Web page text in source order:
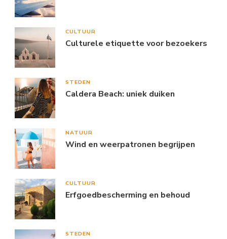
CULTUUR
Culturele etiquette voor bezoekers
STEDEN
Caldera Beach: uniek duiken
NATUUR
Wind en weerpatronen begrijpen
CULTUUR
Erfgoedbescherming en behoud
STEDEN